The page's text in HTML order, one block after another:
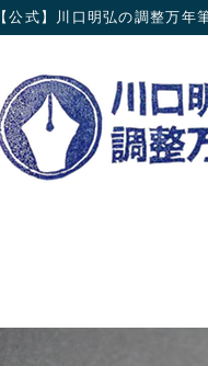
【公式】川口明弘の調整万